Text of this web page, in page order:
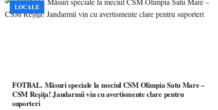
LOCALE
FOTBAL. Măsuri speciale la meciul CSM Olimpia Satu Mare –
CSM Reșița! Jandarmii vin cu avertismente clare pentru
suporteri